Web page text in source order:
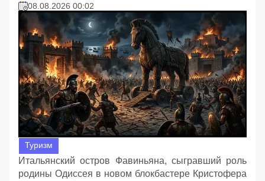
08.08.2026 00:02
Туризм
Итальянский остров Фавиньяна, сыгравший роль
родины Одиссея в новом блокбастере Кристофера